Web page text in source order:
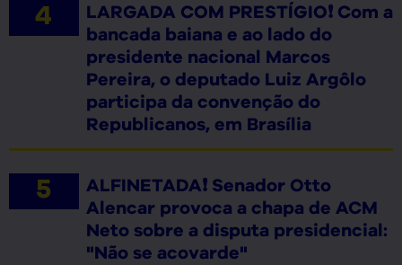
LARGADA COM PRESTÍGIO❗ Com a
bancada baiana e ao lado do
presidente nacional Marcos
Pereira, o deputado Luiz Argôlo
participa da convenção do
Republicanos, em Brasília
ALFINETADA❗ Senador Otto
Alencar provoca a chapa de ACM
Neto sobre a disputa presidencial:
"Não se acovarde"